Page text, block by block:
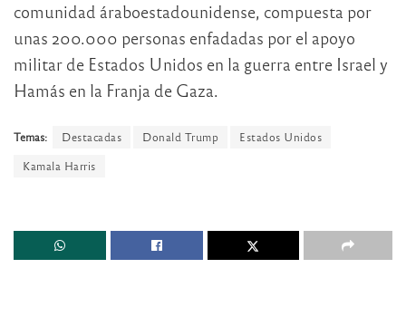
comunidad áraboestadounidense, compuesta por
unas 200.000 personas enfadadas por el apoyo
militar de Estados Unidos en la guerra entre Israel y
Hamás en la Franja de Gaza.
Temas: Destacadas Donald Trump
Estados Unidos
Kamala Harris